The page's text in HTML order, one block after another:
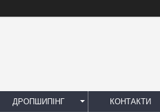
ДРОПШИПІНГ КОНТАКТИ